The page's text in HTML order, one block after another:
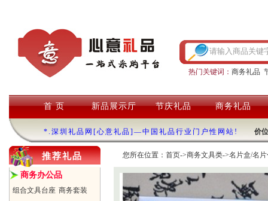
热门关键词： 商务礼品
首 页 新品展示厅 节庆礼品 商务礼品
*.深圳礼品网[心意礼品]—中国礼品行业门户性网站! 价
推荐礼品
商务办公品
组合文具台座 商务套装
您所在位置： 首页->商务文具类->名片盒/名